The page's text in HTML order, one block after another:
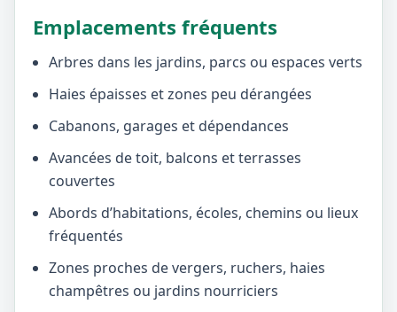
Emplacements fréquents
Arbres dans les jardins, parcs ou espaces verts
Haies épaisses et zones peu dérangées
Cabanons, garages et dépendances
Avancées de toit, balcons et terrasses
couvertes
Abords d’habitations, écoles, chemins ou lieux
fréquentés
Zones proches de vergers, ruchers, haies
champêtres ou jardins nourriciers